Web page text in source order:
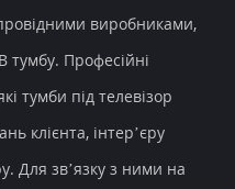
виробниками,
тумбу. Професійні
тумби під телевізор
клієнта, інтер’єру
Для зв’язку з ними на